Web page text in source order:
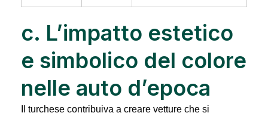
c. L’impatto estetico
e simbolico del colore
nelle auto d’epoca
Il turchese contribuiva a creare vetture che si